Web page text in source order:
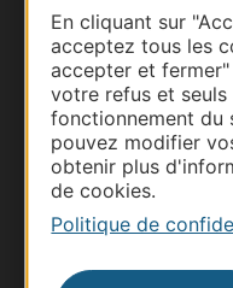
En cliquant sur
acceptez tous les
accepter et
votre refus et seuls
fonctionnement du
pouvez modifier
obtenir plus
de cookies.
Politique de
Thermalisme
Business/Mice
Pros d'Occitanie
Site presse et
Voyagistes
Destination Sport
Inscrivez-vous à la
suggestions de